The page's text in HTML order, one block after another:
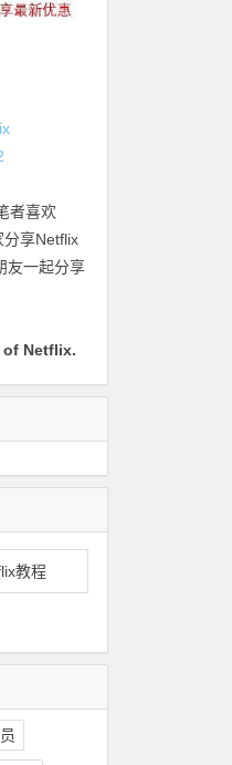
者喜欢
分享Netflix
友一起分享
Netflix.
教程